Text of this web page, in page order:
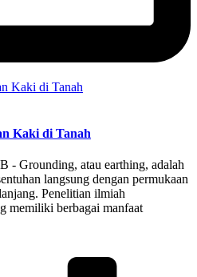
Kaki di Tanah
Grounding, atau earthing, adalah
langsung dengan permukaan
Penelitian ilmiah
memiliki berbagai manfaat